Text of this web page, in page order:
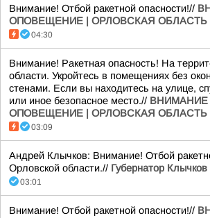
Внимание! Отбой ракетной опасности!//
ОПОВЕЩЕНИЕ | ОРЛОВСКАЯ ОБЛАСТЬ
04:30
Внимание! Ракетная опасность! На
области. Укройтесь в помещениях без
стенами. Если вы находитесь на улице,
или иное безопасное место.// ВНИМАНИЕ
ОПОВЕЩЕНИЕ | ОРЛОВСКАЯ ОБЛАСТЬ
03:09
Андрей Клычков: Внимание! Отбой
Орловской области.// Губернатор Клычков
03:01
Внимание! Отбой ракетной опасности!//